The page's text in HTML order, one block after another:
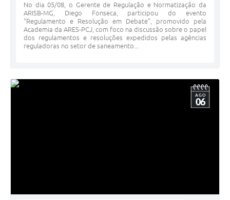
No dia 05/08, o Gerente de Regulação e Normatização da
ARISB-MG, Diego Fonseca, participou do evento
“Regulamento e Resolução em Debate”, promovido pela
Academia da ARES-PCJ, com foco na discussão sobre o papel
dos regulamentos e resoluções expedidos pelas agências
reguladoras no setor de saneamento...
AGO
06